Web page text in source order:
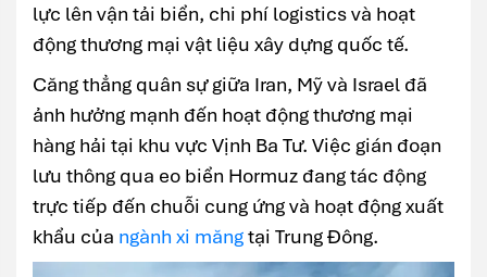
lực lên vận tải biển, chi phí logistics và hoạt
động thương mại vật liệu xây dựng quốc tế.
Căng thẳng quân sự giữa Iran, Mỹ và Israel đã
ảnh hưởng mạnh đến hoạt động thương mại
hàng hải tại khu vực Vịnh Ba Tư. Việc gián đoạn
lưu thông qua eo biển Hormuz đang tác động
trực tiếp đến chuỗi cung ứng và hoạt động xuất
khẩu của ngành xi măngtại Trung Đông.